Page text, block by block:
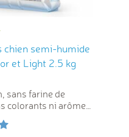
chien semi-humide
et Light 2.5 kg
sans farine de
colorants ni arômes